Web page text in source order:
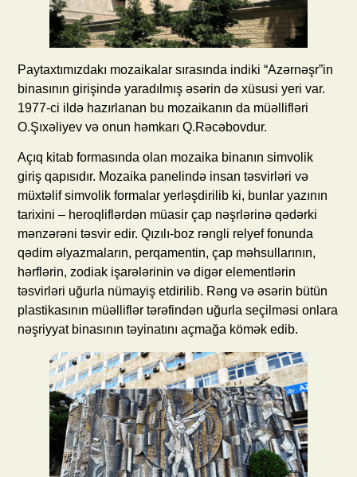
Paytaxtımızdakı mozaikalar sırasında indiki “Azərnəşr”in
binasının girişində yaradılmış əsərin də xüsusi yeri var.
1977-ci ildə hazırlanan bu mozaikanın da müəllifləri
O.Şıxəliyev və onun həmkarı Q.Rəcəbovdur.
Açıq kitab formasında olan mozaika binanın simvolik
giriş qapısıdır. Mozaika panelində insan təsvirləri və
müxtəlif simvolik formalar yerləşdirilib ki, bunlar yazının
tarixini – heroqliflərdən müasir çap nəşrlərinə qədərki
mənzərəni təsvir edir. Qızılı-boz rəngli relyef fonunda
qədim əlyazmaların, perqamentin, çap məhsullarının,
hərflərin, zodiak işarələrinin və digər elementlərin
təsvirləri uğurla nümayiş etdirilib. Rəng və əsərin bütün
plastikasının müəlliflər tərəfindən uğurla seçilməsi onlara
nəşriyyat binasının təyinatını açmağa kömək edib.